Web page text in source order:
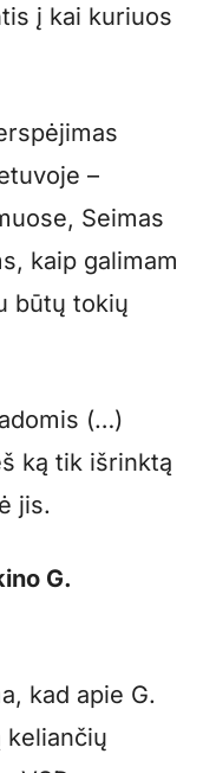
į kai kuriuos
–
Seimas
kaip galimam
būtų tokių
(…)
ką tik išrinktą
jis.
G.
kad apie G.
keliančių